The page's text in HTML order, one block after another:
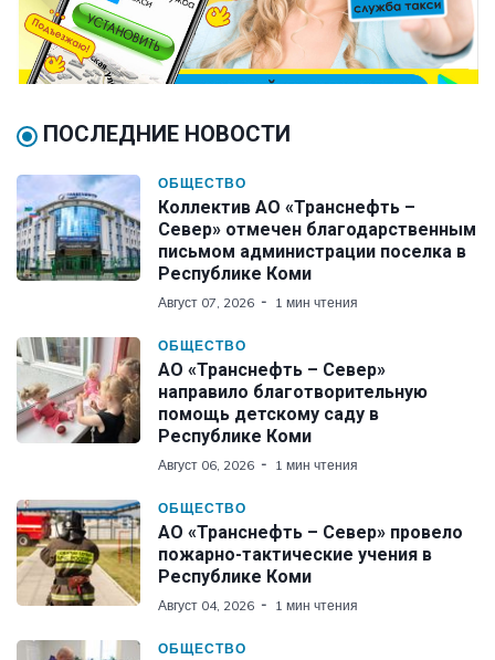
ПОСЛЕДНИЕ НОВОСТИ
ОБЩЕСТВО
Коллектив АО «Транснефть –
Север» отмечен благодарственным
письмом администрации поселка в
Республике Коми
Август 07, 2026 1 мин чтения
ОБЩЕСТВО
АО «Транснефть – Север»
направило благотворительную
помощь детскому саду в
Республике Коми
Август 06, 2026 1 мин чтения
ОБЩЕСТВО
АО «Транснефть – Север» провело
пожарно-тактические учения в
Республике Коми
Август 04, 2026 1 мин чтения
ОБЩЕСТВО